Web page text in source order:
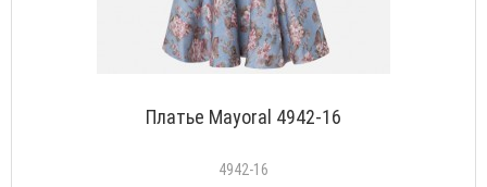
Платье Mayoral 4942-16
4942-16